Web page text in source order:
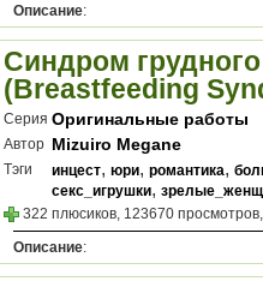
Описание:
Синдром
(Breastfeeding
Серия Оригинальные работы
Автор Mizuiro Megane
Тэги инцест, юри, романтика,
секс_игрушки,
322 плюсиков, 123670
Описание: